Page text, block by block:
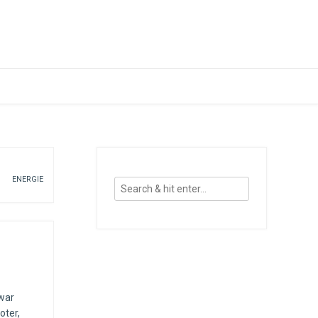
ENERGIE